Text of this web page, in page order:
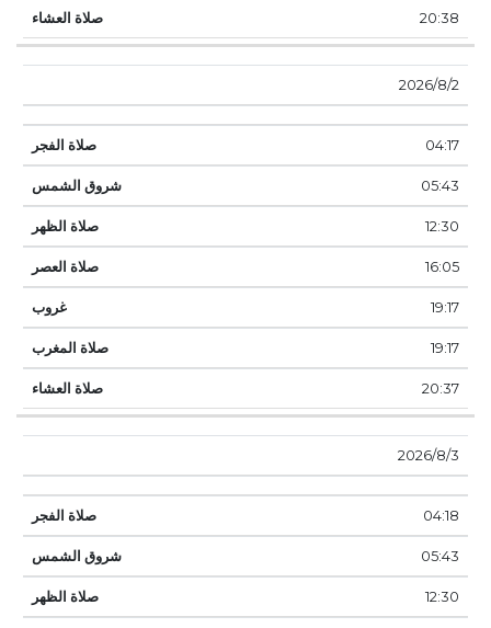
20:38
2‏‏/8‏‏/2026
04:17
05:43
12:30
16:05
19:17
19:17
20:37
3‏‏/8‏‏/2026
04:18
05:43
12:30